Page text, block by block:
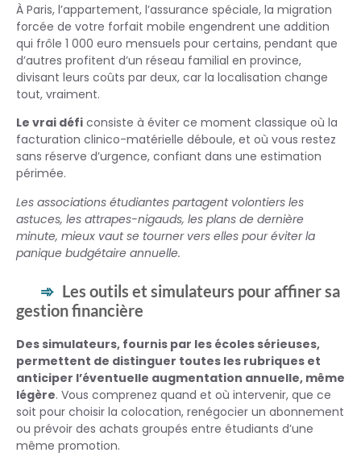
À Paris, l’appartement, l’assurance spéciale, la migration
forcée de votre forfait mobile engendrent une addition
qui frôle 1 000 euro mensuels pour certains, pendant que
d’autres profitent d’un réseau familial en province,
divisant leurs coûts par deux, car la localisation change
tout, vraiment.
Le vrai défi consiste à éviter ce moment classique où la
facturation clinico-matérielle déboule, et où vous restez
sans réserve d’urgence, confiant dans une estimation
périmée.
Les associations étudiantes partagent volontiers les
astuces, les attrapes-nigauds, les plans de dernière
minute, mieux vaut se tourner vers elles pour éviter la
panique budgétaire annuelle.
Les outils et simulateurs pour affiner sa
gestion financière
Des simulateurs, fournis par les écoles sérieuses,
permettent de distinguer toutes les rubriques et
anticiper l’éventuelle augmentation annuelle, même
légère. Vous comprenez quand et où intervenir, que ce
soit pour choisir la colocation, renégocier un abonnement
ou prévoir des achats groupés entre étudiants d’une
même promotion.